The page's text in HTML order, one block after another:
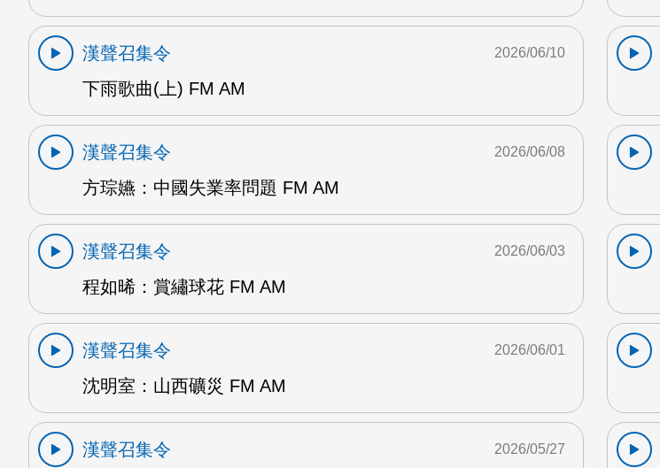
漢聲召集令
下雨歌曲(上) FM AM
2026/06/10
漢聲召集令
方琮嬿：中國失業率問題 FM AM
2026/06/08
漢聲召集令
程如晞：賞繡球花 FM AM
2026/06/03
漢聲召集令
沈明室：山西礦災 FM AM
2026/06/01
漢聲召集令
2026/05/27